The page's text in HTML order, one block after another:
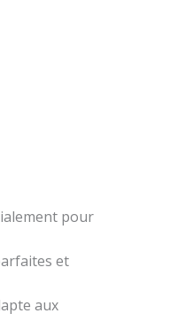
pour
et
aux